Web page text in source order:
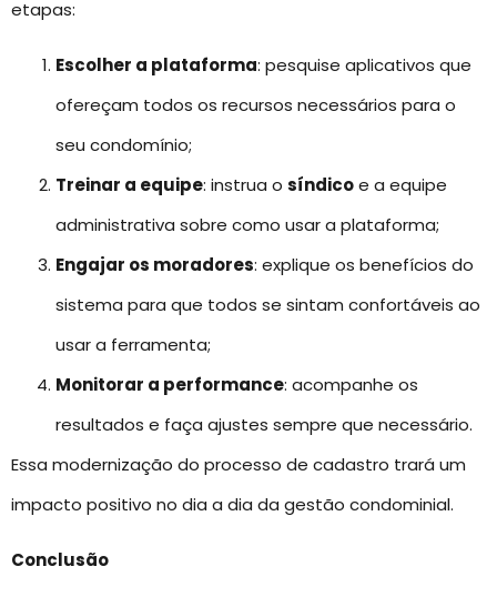
etapas:
Escolher a plataforma: pesquise aplicativos que
ofereçam todos os recursos necessários para o
seu condomínio;
Treinar a equipe: instrua o síndicoe a equipe
administrativa sobre como usar a plataforma;
Engajar os moradores: explique os benefícios do
sistema para que todos se sintam confortáveis ao
usar a ferramenta;
Monitorar a performance: acompanhe os
resultados e faça ajustes sempre que necessário.
Essa modernização do processo de cadastro trará um
impacto positivo no dia a dia da gestão condominial.
Conclusão